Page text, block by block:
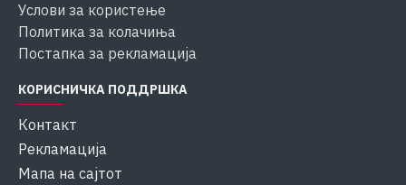
Услови за користење
Политика за колачиња
Постапка за рекламација
КОРИСНИЧКА ПОДДРШКА
Контакт
Рекламација
Мапа на сајтот